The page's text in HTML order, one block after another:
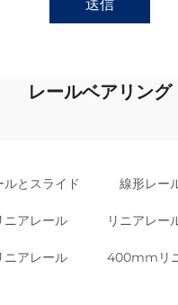
送信
レールベアリング
ルとスライド 線形レー
ニアレール リニアレ
ニアレール 400mmリ